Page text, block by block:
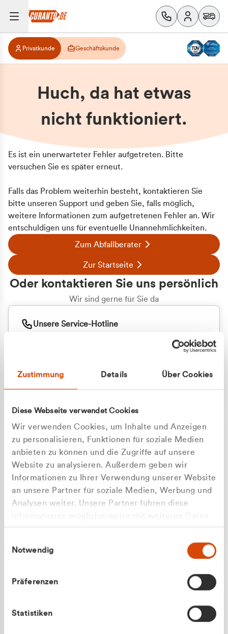
Zustimmung Details Über Cookies
Diese Webseite verwendet Cookies
Wir verwenden Cookies, um Inhalte und Anzeigen
zu personalisieren, Funktionen für soziale Medien
anbieten zu können und die Zugriffe auf unsere
Website zu analysieren. Außerdem geben wir
Informationen zu Ihrer Verwendung unserer Website
an unsere Partner für soziale Medien, Werbung und
Analysen weiter. Unsere Partner führen diese
zusammen, die Sie ihnen bereitgestellt haben oder
gesammelt haben.
Notwendig
Präferenzen
Statistiken
Zu welcher Kundengruppe
Privatkunde Geschäftskunde
Huch, da hat etwas
nicht funktioniert.
Es ist ein unerwarteter Fehler aufgetreten. Bitte
versuchen Sie es später erneut.
Falls das Problem weiterhin besteht, kontaktieren Sie
bitte unseren Support und geben Sie, falls möglich,
weitere Informationen zum aufgetretenen Fehler an. Wir
entschuldigen uns für eventuelle Unannehmlichkeiten.
Zum Abfallberater
Zur Startseite
Oder kontaktieren Sie uns persönlich
Wir sind gerne für Sie da
Unsere Service-Hotline
+49 177 8376058
Apilash Balanesan